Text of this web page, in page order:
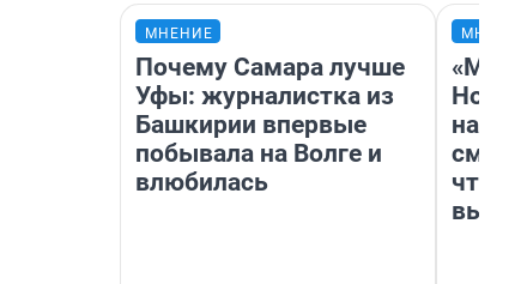
МНЕНИЕ
Почему Самара лучше
Уфы: журналистка из
Башкирии впервые
побывала на Волге и
влюбилась
«Мы